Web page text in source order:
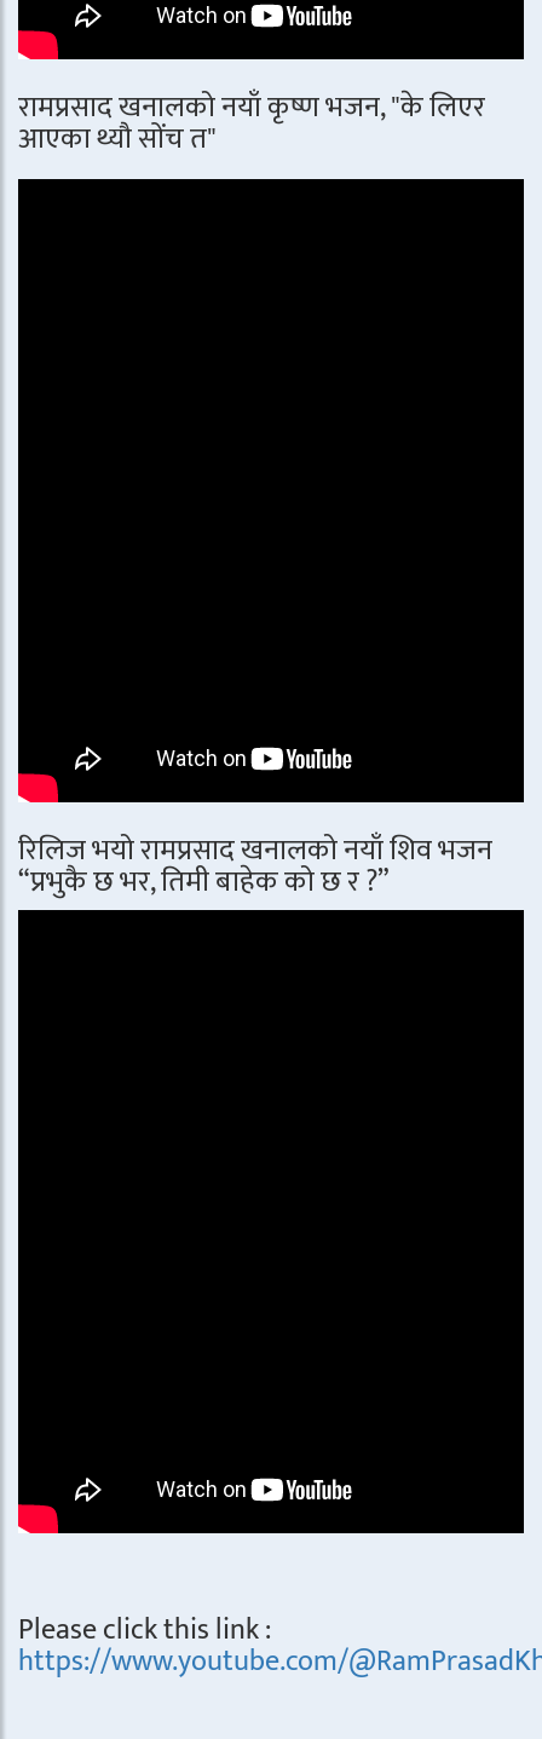
रामप्रसाद खनालको नयाँ कृष्ण भजन, "के लिएर
आएका थ्यौ सोंच त"
रिलिज भयो रामप्रसाद खनालको नयाँ शिव भजन
“प्रभुकै छ भर, तिमी बाहेक को छ र ?”
Please click this link :
https://www.youtube.com/